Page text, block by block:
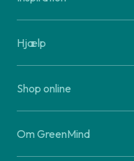
Hjælp
Shop online
Om GreenMind